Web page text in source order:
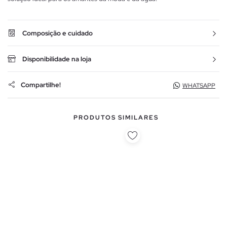
Composição e cuidado
Disponibilidade na loja
Compartilhe! WHATSAPP
PRODUTOS SIMILARES